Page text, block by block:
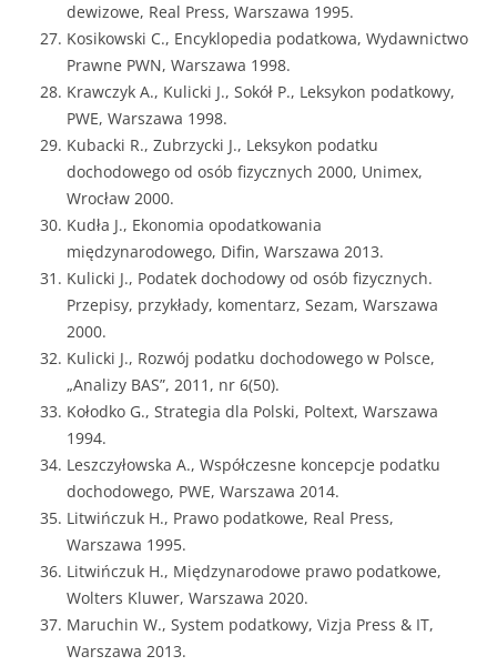
dewizowe, Real Press, Warszawa 1995.
Kosikowski C., Encyklopedia podatkowa, Wydawnictwo
Prawne PWN, Warszawa 1998.
Krawczyk A., Kulicki J., Sokół P., Leksykon podatkowy,
PWE, Warszawa 1998.
Kubacki R., Zubrzycki J., Leksykon podatku
dochodowego od osób fizycznych 2000, Unimex,
Wrocław 2000.
Kudła J., Ekonomia opodatkowania
międzynarodowego, Difin, Warszawa 2013.
Kulicki J., Podatek dochodowy od osób fizycznych.
Przepisy, przykłady, komentarz, Sezam, Warszawa
2000.
Kulicki J., Rozwój podatku dochodowego w Polsce,
„Analizy BAS”, 2011, nr 6(50).
Kołodko G., Strategia dla Polski, Poltext, Warszawa
1994.
Leszczyłowska A., Współczesne koncepcje podatku
dochodowego, PWE, Warszawa 2014.
Litwińczuk H., Prawo podatkowe, Real Press,
Warszawa 1995.
Litwińczuk H., Międzynarodowe prawo podatkowe,
Wolters Kluwer, Warszawa 2020.
Maruchin W., System podatkowy, Vizja Press & IT,
Warszawa 2013.